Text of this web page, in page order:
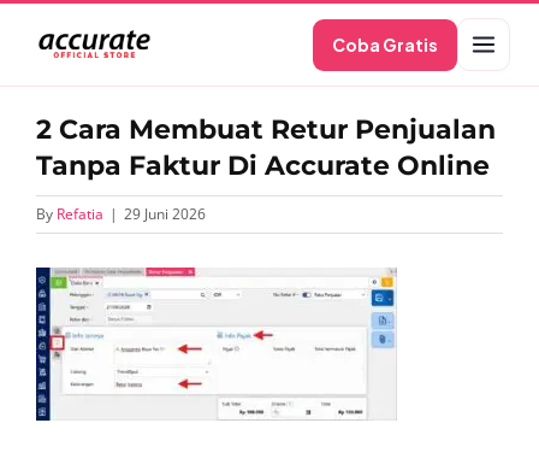
content
Coba Gratis
2 Cara Membuat Retur Penjualan
Tanpa Faktur Di Accurate Online
By Refatia | 29 Juni 2026